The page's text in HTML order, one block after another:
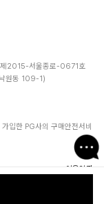
2015-서울종로-0671호
원동 109-1)
입한 PG사의 구매안전서비
이용약관